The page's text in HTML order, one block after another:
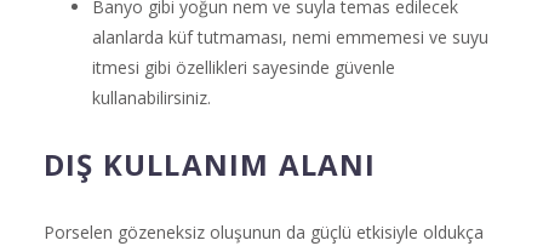
Banyo gibi yoğun nem ve suyla temas edilecek
alanlarda küf tutmaması, nemi emmemesi ve suyu
itmesi gibi özellikleri sayesinde güvenle
kullanabilirsiniz.
DIŞ KULLANIM ALANI
Porselen gözeneksiz oluşunun da güçlü etkisiyle oldukça